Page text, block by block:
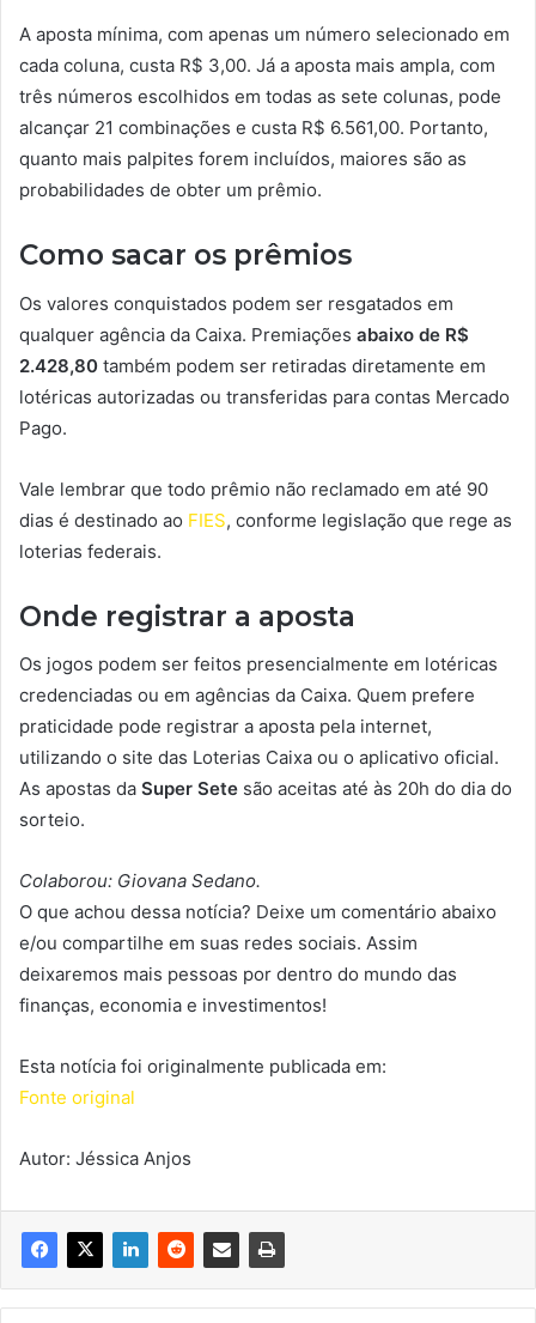
A aposta mínima, com apenas um número selecionado em
cada coluna, custa R$ 3,00. Já a aposta mais ampla, com
três números escolhidos em todas as sete colunas, pode
alcançar 21 combinações e custa R$ 6.561,00. Portanto,
quanto mais palpites forem incluídos, maiores são as
probabilidades de obter um prêmio.
Como sacar os prêmios
Os valores conquistados podem ser resgatados em
qualquer agência da Caixa. Premiações abaixo de R$
2.428,80 também podem ser retiradas diretamente em
lotéricas autorizadas ou transferidas para contas Mercado
Pago.
Vale lembrar que todo prêmio não reclamado em até 90
dias é destinado ao FIES, conforme legislação que rege as
loterias federais.
Onde registrar a aposta
Os jogos podem ser feitos presencialmente em lotéricas
credenciadas ou em agências da Caixa. Quem prefere
praticidade pode registrar a aposta pela internet,
utilizando o site das Loterias Caixa ou o aplicativo oficial.
As apostas da Super Sete são aceitas até às 20h do dia do
sorteio.
Colaborou: Giovana Sedano.
O que achou dessa notícia? Deixe um comentário abaixo
e/ou compartilhe em suas redes sociais. Assim
deixaremos mais pessoas por dentro do mundo das
finanças, economia e investimentos!
Esta notícia foi originalmente publicada em:
Fonte original
Autor: Jéssica Anjos